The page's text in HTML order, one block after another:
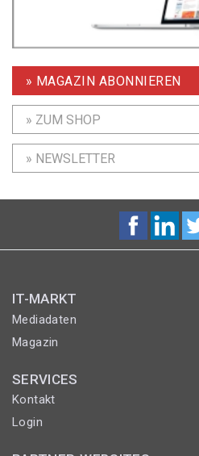
» MAGAZIN ABONNIEREN
» ZUM SHOP
» NEWSLETTER
IT-MARKT
Mediadaten
Magazin
SERVICES
Kontakt
Login